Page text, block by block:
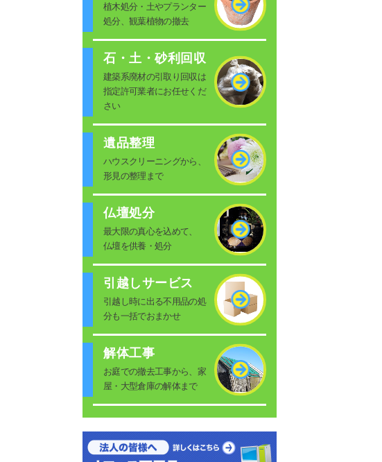
植木処分・土やプランター
処分、観葉植物の撤去
石・土・砂利回収
建築系廃材の引取り回収は
指定許可業者にお任せくだ
さい
遺品整理
ハウスクリーニングから、
形見の整理まで
仏壇処分
最大限の真心を込めて、
仏壇を供養・処分
引越しサービス
引越し時に出る不用品の処
分も一括でおまかせ
解体工事
お庭での撤去工事から、家
屋・大型倉庫の解体まで